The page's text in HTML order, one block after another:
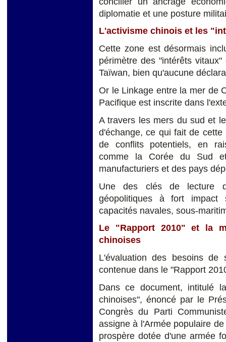
diplomatie et une posture
L'activisme chinois et les
Cette zone est désormais
périmètre des "intérêts
Taïwan, bien qu'aucune
Or le Linkage entre la mer de
Pacifique est inscrite dans
A travers les mers du sud et
d'échange, ce qui fait de
de conflits potentiels, en
comme la Corée du Sud
manufacturiers et des pays
Une des clés de lecture
géopolitiques à fort impact
capacités navales, sous-
Le "Rapport 2010" et la
chinoises
L'évaluation des besoins
contenue dans le "Rapport
Dans ce document, intitulé
chinoises", énoncé par le
Congrès du Parti
assigne à l'Armée populaire
prospère dotée d'une armée